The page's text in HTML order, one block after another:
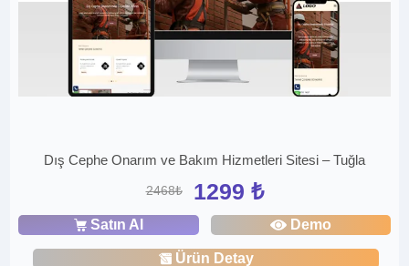
Dış Cephe Onarım ve Bakım Hizmetleri Sitesi – Tuğla
2468₺ 1299 ₺
Satın Al Demo
Ürün Detay